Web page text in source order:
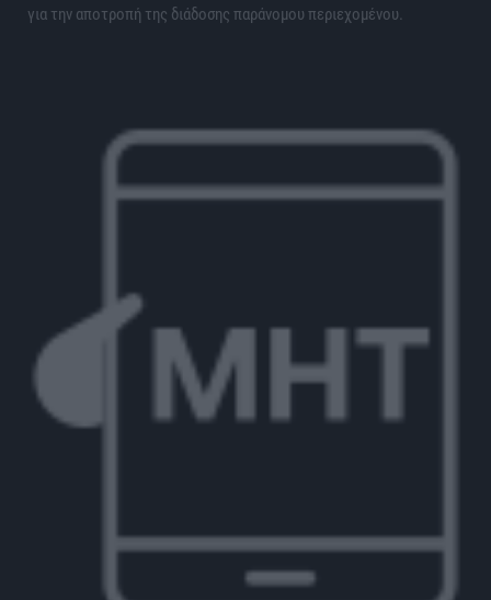
για την αποτροπή της διάδοσης παράνομου περιεχομένου.